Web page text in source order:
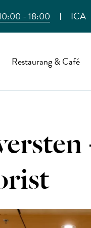
- 18:00 ICA
Restaurang & Café